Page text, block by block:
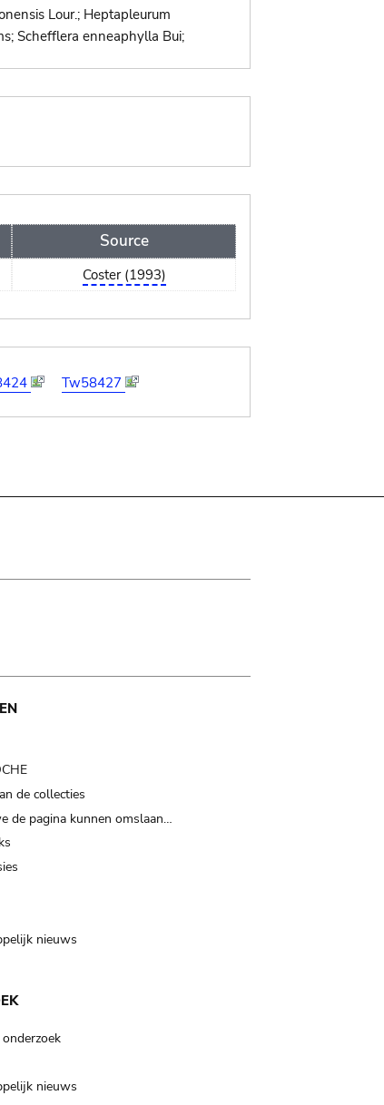
Lour.; Heptapleurum
Schefflera enneaphylla Bui;
Source
Coster (1993)
Tw58427
de collecties
de pagina kunnen omslaan…
nieuws
nieuws